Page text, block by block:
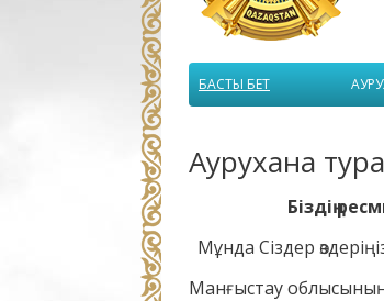
БАСТЫ БЕТ
Аурухана
Біздің
Мұнда Сіздер
Манғыстау